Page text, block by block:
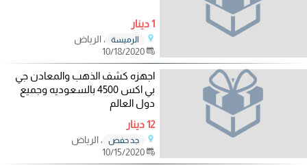
1 دينار
الرميسة
، الرياض
10/18/2020
اجهزه كشف الذهب والمعادن جي
بي اكس 4500 بالسعوديه وجميع
دول العالم
12 دينار
جد حفص
، الرياض
10/15/2020